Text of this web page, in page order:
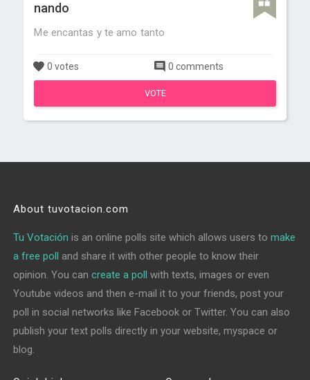
nando
Me encantas y te amo tanto
0 votes 0 comments
VOTE
About tuvotacion.com
Tu Votación is an online polls site which allows users tomake
a free poll and share it with other people to know their
opinion. You cancreate a poll with texts, images or even
Youtube videos and then e-mail it to your friends, post your
poll in social networks like Facebook or Twitter. You can also
publish your text polls directly in your website, myspace or
blog.